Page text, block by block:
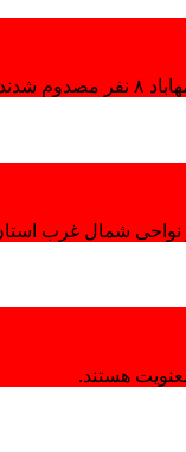
نواحی شمال غرب